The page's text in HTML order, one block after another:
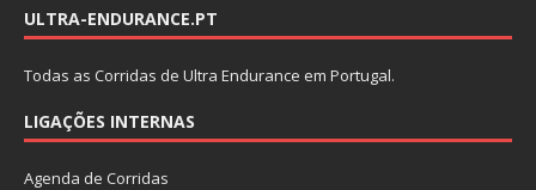
ULTRA-ENDURANCE.PT
Todas as Corridas de Ultra Endurance em Portugal.
LIGAÇÕES INTERNAS
Agenda de Corridas